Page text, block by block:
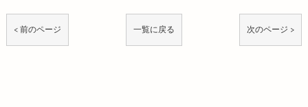
< 前のページ 一覧に戻る 次のページ >